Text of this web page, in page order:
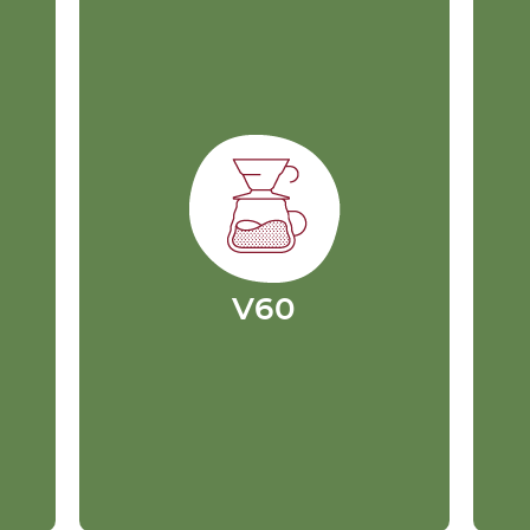
V60
nombre proviene del vector
60, pues su cono tiene un
ángulo de 60 grados,
permitiendo que el agua
fluya hacia el centro,
ampliando el tiempo de
contacto del café con el agua.
Cuenta con un cono y un
filtro, que se ubican sobre la
taza o jarra en la que se
servirá el café. Este método